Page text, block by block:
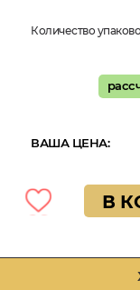
Количество
ВАША ЦЕНА:
В